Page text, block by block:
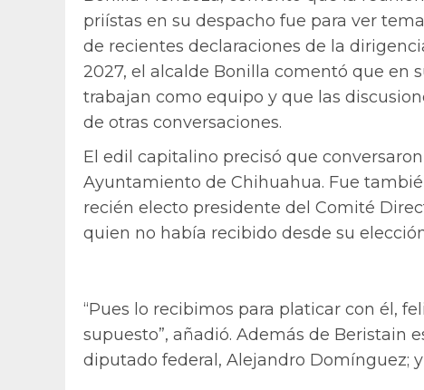
priístas en su despacho fue para ver
de recientes declaraciones de la
2027, el alcalde Bonilla comentó que en
trabajan como equipo y que las
de otras conversaciones.
El edil capitalino precisó que
Ayuntamiento de Chihuahua. Fue
recién electo presidente del Comité
quien no había recibido desde su
“Pues lo recibimos para platicar con él,
supuesto”, añadió. Además de Beristain
diputado federal, Alejandro Domínguez;